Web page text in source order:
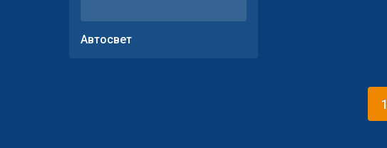
Автосвет
1